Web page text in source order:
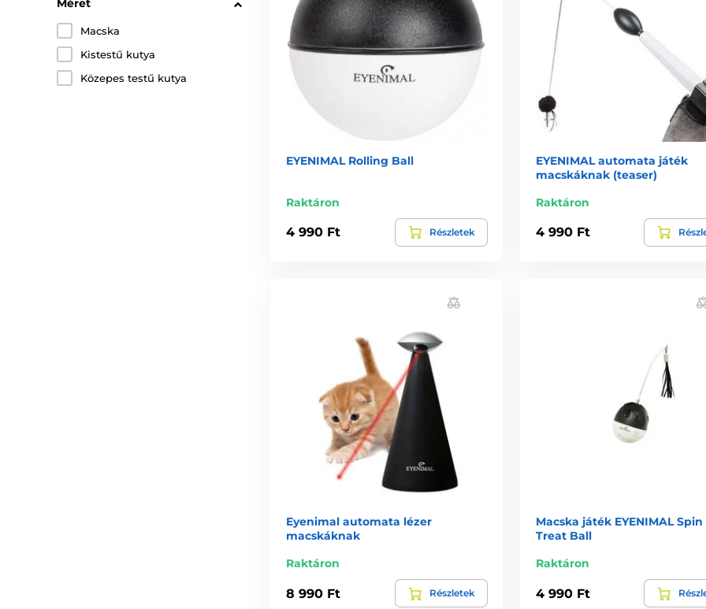
Méret
Macska
Kistestű kutya
Közepes testű kutya
EYENIMAL Rolling Ball
Raktáron
4 990 Ft Részletek
EYENIMAL automata játék
macskáknak (teaser)
Raktáron
4 990 Ft
Eyenimal automata lézer
macskáknak
Raktáron
8 990 Ft Részletek
Macska játék EYENIMAL Spin
Treat Ball
Raktáron
4 990 Ft